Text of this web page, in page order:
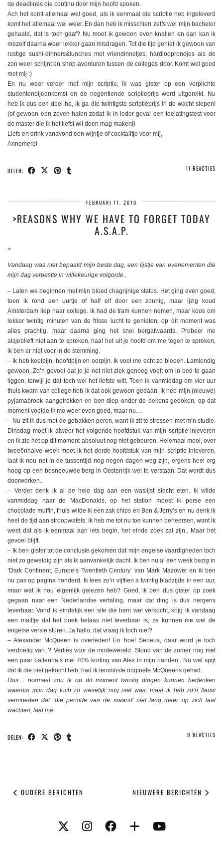
de deadlines die continu door mijn hoofd spoken.
Ach het komt allemaal wel goed, als ik eenmaal die scriptie heb ingeleverd
komt het allemaal wel weer. En dan heb ik misschien zelfs wel mijn bachelor
gehaald, dat is toch gaaf? Nu moet ik gewoon even knallen en dan kan ik
mezelf daarna weer lekker gaan misdragen. Tot die tijd geniet ik gewoon van
rustige sushi-dinners&lunches met vriendinnetjes, hardlooprondjes als de
zon weer schijnt en shop-avonturen tussen de colleges door. Komt wel goed
met mij :)
En nu weer verder met mijn scriptie, ik was gister op een verplichte
studentenbijeenkomst en de negentiende scriptieprijs werd uitgereikt. Nu
heb ik dus een doel he, ik ga die twintigste scriptieprijs in de wacht slepen!
(of gewoon een zeven halen zodat ik in ieder geval een toelatingstest voor
de master die ik het liefst wil doen mag maken!)
Liefs en drink vanavond een wijntje of cocktailtje voor mij,
Annemerel
DELEN: 11 REACTIES
FEBRUARI 11, 2010
>REASONS WHY WE HAVE TO FORGET TODAY
A.S.A.P.
>
Vandaag was niet bepaald mijn beste dag, een lijstje van evenementen die
mijn dag verpestte in willekeurige volgorde..
– Laten we beginnen met mijn bloed chagrijnige status. Het ging even goed,
toen ik rond een uurtje of half elf door een zonnig, maar ijzig koud
Amsterdam liep naar college. Ik had de tram kunnen nemen, maar koos om
lekker twintig minuten van de frisse lucht te genieten, op dit moment was
alles prachtig, maar daarna ging het snel bergafwaards. Probeer me
alsjeblieft niet aan te spreken, haal het uit je hoofd om me tegen te spreken,
ik ben er niet voor in de stemming.
– Ik heb keelpijn, hoofdpijn en oorpijn. Ik voel me echt zo bleeeh. Lamlendig
gewoon. Zo’n gevoel dat je je net niet ziek genoeg voelt om in bed te gaan
liggen, terwijl je dat toch wel het liefste wilt. Toen ik vanmiddag om vier uur
thuis kwam van college heb ik dat ook gewoon gedaan. Ik heb mijn (nieuwe)
pyjamabroek aangetrokken en ben diep onder de dekens gedoken, op dat
moment voelde ik me weer even goed, maar nu…
– Nu zit ik dus met de gebakken peren, want ik zit te stressen met m’n studie.
Dinsdag moet ik alweer het volgende hoofdstuk van mijn scriptie inleveren
en ik zie het op dit moment absoluut nog niet gebeuren. Helemaal mooi, over
tweeënhalve week moet ik het derde hoofdstuk van mijn scriptie inleveren,
laat ik nou net in de tussentijd nog negen dagen weg zijn, ergens heel erg
hoog op een besneeuwde berg in Oostenrijk wel te verstaan. Dat wordt dus
doorwerken..
– Verder denk ik al de hele dag aan een waslijst slecht eten. Ik wilde
vanmiddag naar de MacDonalds, op het station moest ik perse een
chocolade muffin, thuis wilde ik een zak chips en Ben & Jerry’s en nu denk ik
heel de tijd aan stroopwafels. Ik heb me tot nu toe kunnen beheersen, want ik
weet dat als ik eenmaal aan iets begin, het einde zoek zal zijn.. Maar het
gevoel blijft.
– Ik ben gister tot de conclusie gekomen dat mijn engelse vaardigheden toch
niet zo geweldig zijn als ik aanvankelijk dacht. Ik ben nu al een week bezig in
‘Dark Continent, Europe’s Twentieth Century’ van Mark Mazower en ik ben
nu pas op pagina honderd. Ik lees zo’n vijftien a twintig bladzijde in een uur,
maar wat ik nou eigenlijk gelezen heb? Goed, ik ben dus gister op zoek
gegaan naar een Nederlandse vertaling, maar dat ding is dus nergens
leverbaar. Vond ik eindelijk een site die hem wel verkocht, krijg ik vandaag
een mailtje dat het boek helaas niet leverbaar is, ze kunnen me wel de
engelse versie sturen. Ja hallo, dat vraag ik toch niet?
– Alexander McQueen is overleden! En hoe! Serieus, daar word je toch
verdrietig van..? Verlies voor de modewereld. Stond van de zomer nog met
een paar ballerina’s met 70% korting van Alex in mijn handen.. Nu wel spijt
dat ik die niet gekocht heb, had ik tenminste originele McQueens gehad.
Dus… normaal zou ik op dit moment twintig dingen kunnen bedenken
waarom mijn dag toch zo vreselijk nog niet was, maar ik heb zo’n flauw
vermoeden dat ‘die periode van de maand’ niet lang meer op zich laat
wachten, laat me.
DELEN: 9 REACTIES
OUDERE BERICHTEN NIEUWERE BERICHTEN